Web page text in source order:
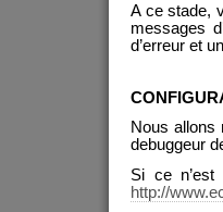
A ce stade,
messages
d’erreur et
Nous allons
debuggeur
Si ce
http://